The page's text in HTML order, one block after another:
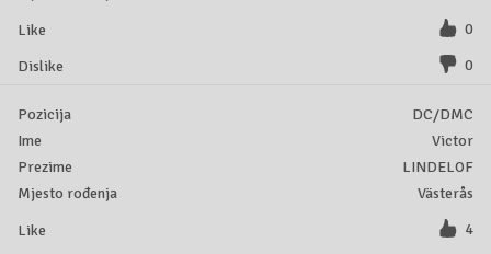
0
0
DC/DMC
Victor
LINDELOF
Västerås
4